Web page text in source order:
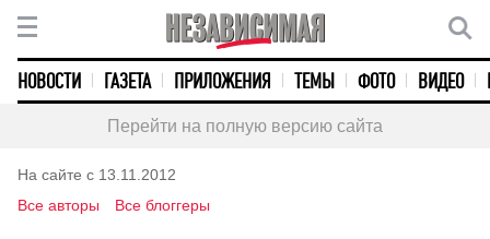
НОВОСТИ ГАЗЕТА ПРИЛОЖЕНИЯ ТЕМЫ ФОТО ВИДЕО
Перейти на полную версию сайта
На сайте с 13.11.2012
Все авторы
Все блоггеры